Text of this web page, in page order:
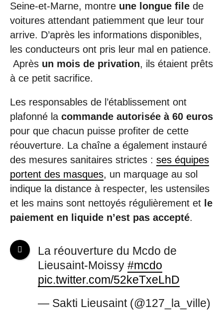
Seine-et-Marne, montre une longue file de
voitures attendant patiemment que leur tour
arrive. D’après les informations disponibles,
les conducteurs ont pris leur mal en patience.
Après un mois de privation, ils étaient prêts
à ce petit sacrifice.
Les responsables de l’établissement ont
plafonné la commande autorisée à 60 euros
pour que chacun puisse profiter de cette
réouverture. La chaîne a également instauré
des mesures sanitaires strictes : ses équipes
portent des masques, un marquage au sol
indique la distance à respecter, les ustensiles
et les mains sont nettoyés régulièrement et le
paiement en liquide n’est pas accepté.
La réouverture du Mcdo de
Lieusaint-Moissy#mcdo
pic.twitter.com/52keTxeLhD
— Sakti Lieusaint (@127_la_ville)